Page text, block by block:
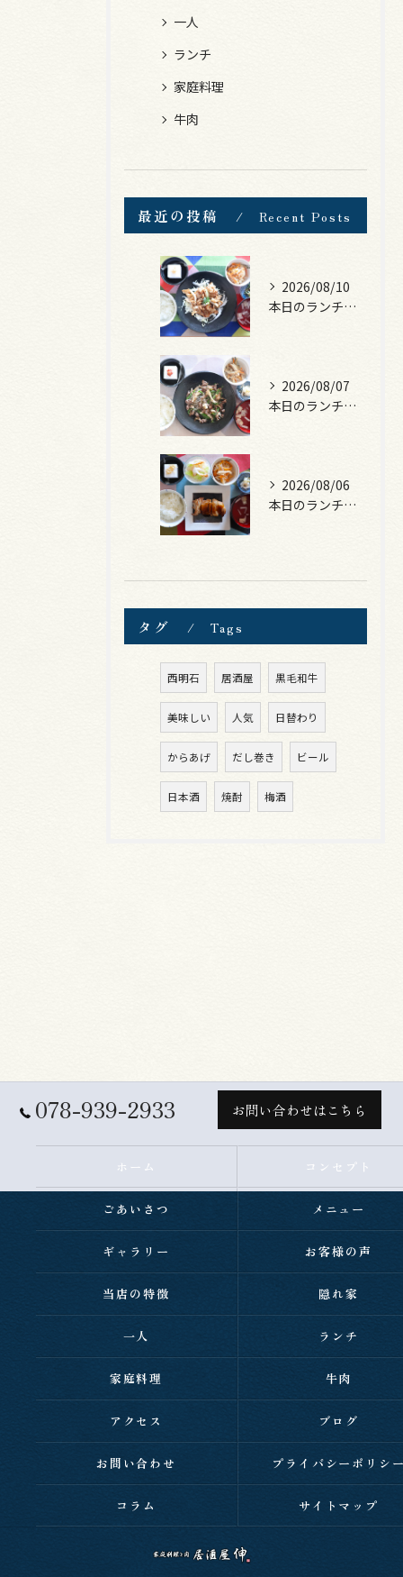
一人
ランチ
家庭料理
牛肉
最近の投稿 Recent Posts
2026/08/10
本日のランチは、豚の生姜焼き！
2026/08/07
本日のランチは、黒毛和牛のチャプチェ！
2026/08/06
本日のランチは、照焼きチキン！
タグ Tags
西明石 居酒屋 黒毛和牛
美味しい 人気 日替わり
からあげ だし巻き ビール
日本酒 焼酎 梅酒
078-939-2933 お問い合わせはこちら
ホーム コンセプト
ごあいさつ メニュー
ギャラリー お客様の声
当店の特徴 隠れ家
一人 ランチ
家庭料理 牛肉
アクセス ブログ
お問い合わせ プライバシーポリシ
コラム サイトマップ